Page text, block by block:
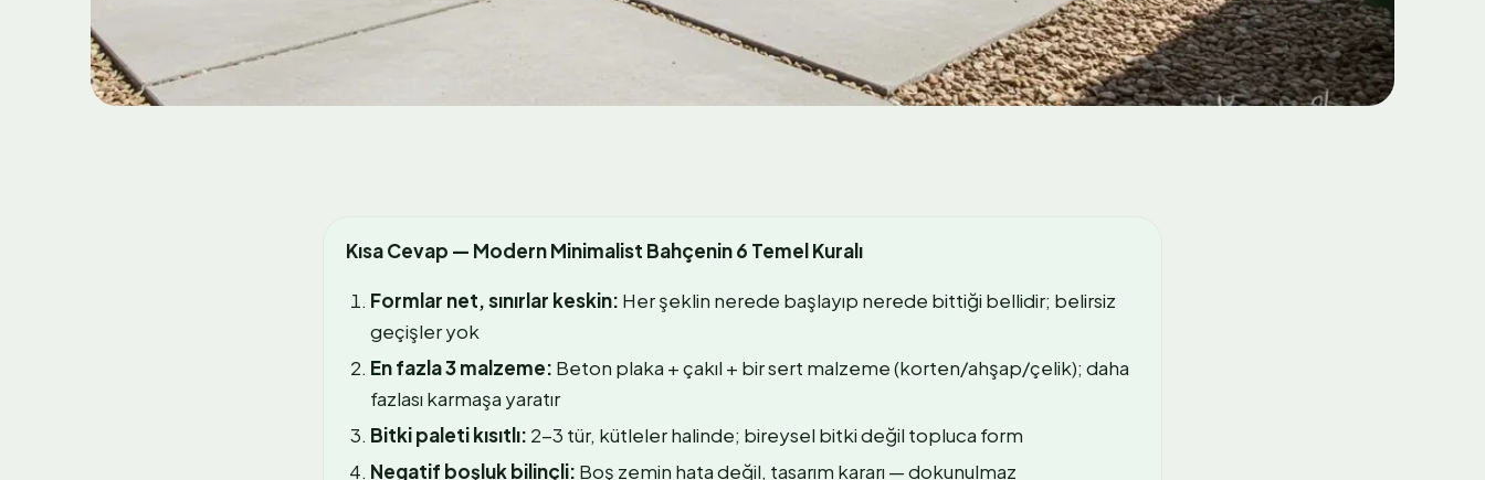
Kısa Cevap — Modern Minimalist Bahçenin 6 Temel Kuralı
Formlar net, sınırlar keskin: Her şeklin nerede başlayıp nerede bittiği bellidir; belirsiz
geçişler yok
En fazla 3 malzeme: Beton plaka + çakıl + bir sert malzeme (korten/ahşap/çelik); daha
fazlası karmaşa yaratır
Bitki paleti kısıtlı: 2-3 tür, kütleler halinde; bireysel bitki değil topluca form
Negatif boşluk bilinçli: Boş zemin hata değil, tasarım kararı — dokunulmaz